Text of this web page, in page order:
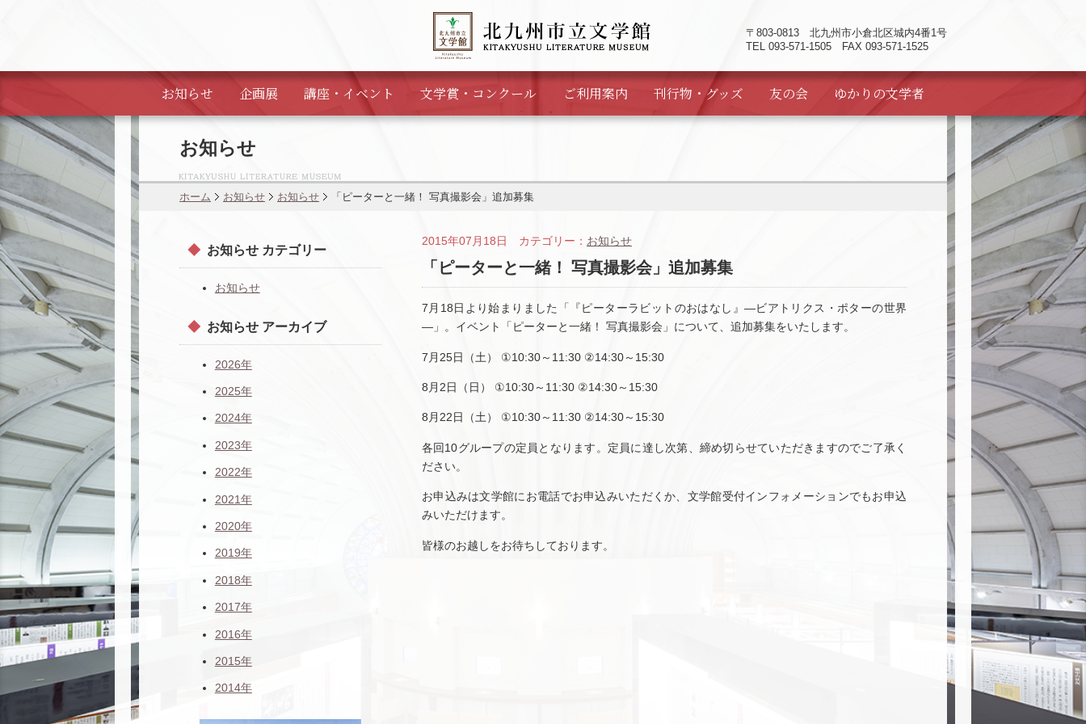
〒803-0813 北九州市小倉北区城内4番1号
TEL 093-571-1505 FAX 093-571-1525
お知らせ 企画展 講座・ イベント 文学賞・ コンクール ご利用案内 刊行物・グッズ 友の会 ゆかりの文学者
お知らせ
ホーム お知らせ お知らせ 「ピーターと一緒！ 写真撮影会」追加募集
2015年07月18日 カテゴリー： お知らせ
「ピーターと一緒！ 写真撮影会」追加募集
7月18日より始まりました「『ピーターラビットのおはなし』―ビアトリクス・ポターの世界
―」。イベント「ピーターと一緒！ 写真撮影会」について、追加募集をいたします。
7月25日（土） ①10:30～11:30 ②14:30～15:30
8月2日（日） ①10:30～11:30 ②14:30～15:30
8月22日（土） ①10:30～11:30 ②14:30～15:30
各回10グループの定員となります。定員に達し次第、締め切らせていただきますのでご了承く
ださい。
お申込みは文学館にお電話でお申込みいただくか、文学館受付インフォメーションでもお申込
みいただけます。
皆様のお越しをお待ちしております。
お知らせ カテゴリー
お知らせ
お知らせ アーカイブ
2026年
2025年
2024年
2023年
2022年
2021年
2020年
2019年
2018年
2017年
2016年
2015年
2014年